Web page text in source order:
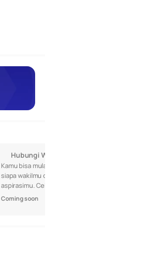
Hubungi Wakilmu di DPR
Kamu bisa mulai dengan mencari tahu
siapa wakilmu di DPR, lalu sampaikan
aspirasimu. Cek profil mereka di sini!
Coming soon